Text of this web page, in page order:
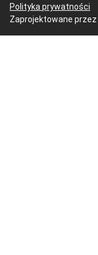
Polityka prywatności
Zaprojektowane przez